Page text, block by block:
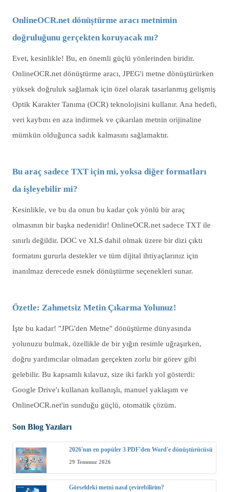
OnlineOCR.net dönüştürme aracı metnimin
doğruluğunu gerçekten koruyacak mı?
Evet, kesinlikle! Bu, en önemli güçlü yönlerinden biridir.
OnlineOCR.net dönüştürme aracı, JPEG'i metne dönüştürürken
yüksek doğruluk sağlamak için özel olarak tasarlanmış gelişmiş
Optik Karakter Tanıma (OCR) teknolojisini kullanır. Ana hedefi,
veri kaybını en aza indirmek ve çıkarılan metnin orijinaline
mümkün olduğunca sadık kalmasını sağlamaktır.
Bu araç sadece TXT için mi, yoksa diğer formatları
da işleyebilir mi?
Kesinlikle, ve bu da onun bu kadar çok yönlü bir araç
olmasının bir başka nedenidir! OnlineOCR.net sadece TXT ile
sınırlı değildir. DOC ve XLS dahil olmak üzere bir dizi çıktı
formatını gururla destekler ve tüm dijital ihtiyaçlarınız için
inanılmaz derecede esnek dönüştürme seçenekleri sunar.
Özetle: Zahmetsiz Metin Çıkarma Yolunuz!
İşte bu kadar! "JPG'den Metne" dönüştürme dünyasında
yolunuzu bulmak, özellikle de bir yığın resimle uğraşırken,
doğru yardımcılar olmadan gerçekten zorlu bir görev gibi
gelebilir. Bu kapsamlı kılavuz, size iki farklı yol gösterdi:
Google Drive'ı kullanan kullanışlı, manuel yaklaşım ve
OnlineOCR.net'in sunduğu güçlü, otomatik çözüm.
Son Blog Yazıları
2026'nın en popüler 3 PDF'den Word'e dönüştürücüsü
29 Temmuz 2026
Görseldeki metni nasıl çevirebilirim?